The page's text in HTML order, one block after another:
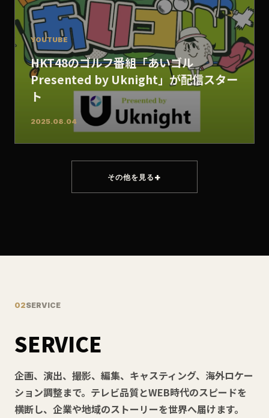
YOUTUBE
HKT48のゴルフ番組「あいゴル
Presented by Uknight」が配信スター
ト
2025.08.04
その他を見る
02SERVICE
SERVICE
企画、演出、撮影、編集、キャスティング、海外ロケー
ション調整まで。テレビ品質とWEB時代のスピードを
横断し、企業や地域のストーリーを世界へ届けます。